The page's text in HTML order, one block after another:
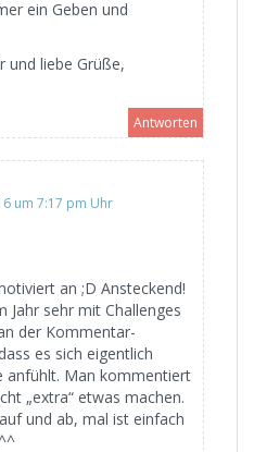
ein Geben und
und liebe Grüße,
Antworten
um 7:17 pm Uhr
an ;D Ansteckend!
Jahr sehr mit Challenges
der Kommentar-
es sich eigentlich
anfühlt. Man kommentiert
„extra“ etwas machen.
und ab, mal ist einfach